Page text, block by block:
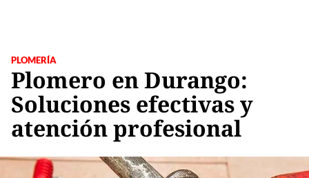
PLOMERÍA
Plomero en Durango:
Soluciones efectivas y
atención profesional